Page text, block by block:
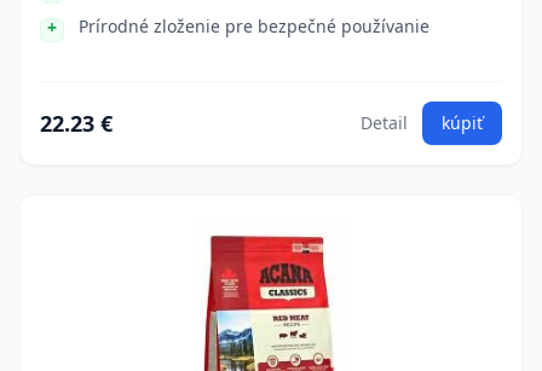
Prírodné zloženie pre bezpečné používanie
22.23 € Detail kúpiť